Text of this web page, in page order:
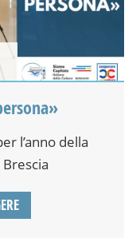
l’anno della